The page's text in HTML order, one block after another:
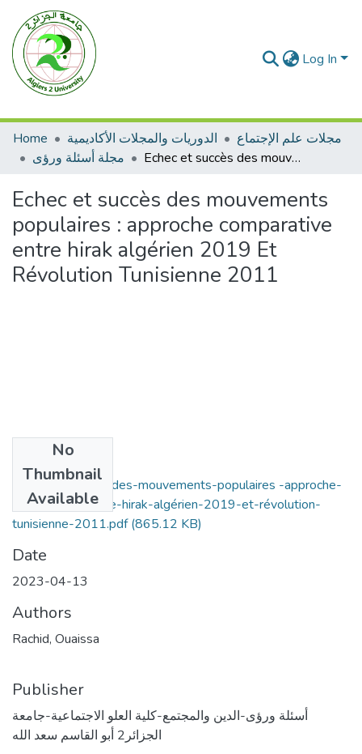
Log In
Home الدوريات والمجلات الأكاديمية
مجلات علم الإجتماع
مجلة أسئلة ورؤى
Echec et succès des mouvements populaires : approche comparative entre hirak algérien 2019 Et Révolution Tunisienne 2011
Echec et succès des mouvements
populaires : approche comparative
entre hirak algérien 2019 Et
Révolution Tunisienne 2011
No
Thumbnail
Available
echec-et-succès-des-mouvements-populaires -approche-
comparative-entre-hirak-algérien-2019-et-révolution-
tunisienne-2011.pdf(865.12 KB)
Date
2023-04-13
Authors
Rachid, Ouaissa
Publisher
أسئلة ورؤى-الدين والمجتمع-كلية العلو الاجتماعية-جامعة
الجزائر2 أبو القاسم سعد الله